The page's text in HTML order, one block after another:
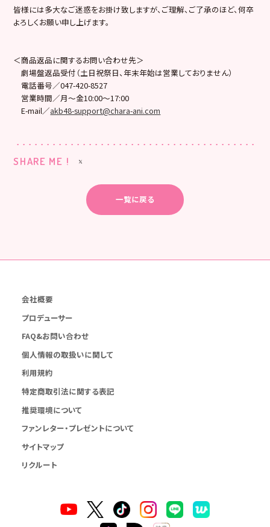
皆様には多大なご迷惑をお掛け致しますが、ご理解、ご了承のほど、何卒
よろしくお願い申し上げます。
＜商品返品に関するお問い合わせ先＞
劇場盤返品受付（土日祝祭日、年末年始は営業しておりません）
電話番号／047-420-8527
営業時間／月～金10:00～17:00
E-mail／akb48-support@chara-ani.com
SHARE ME !
一覧に戻る
会社概要
プロデューサー
FAQ&お問い合わせ
個人情報の取扱いに関して
利用規約
特定商取引法に関する表記
推奨環境について
ファンレター・プレゼントについて
サイトマップ
リクルート